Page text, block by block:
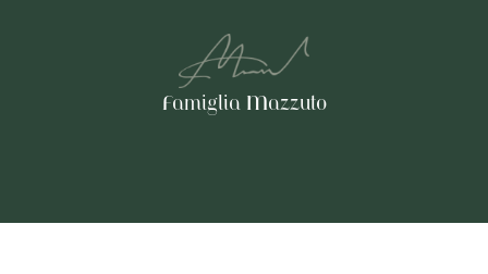
Famiglia Mazzuto